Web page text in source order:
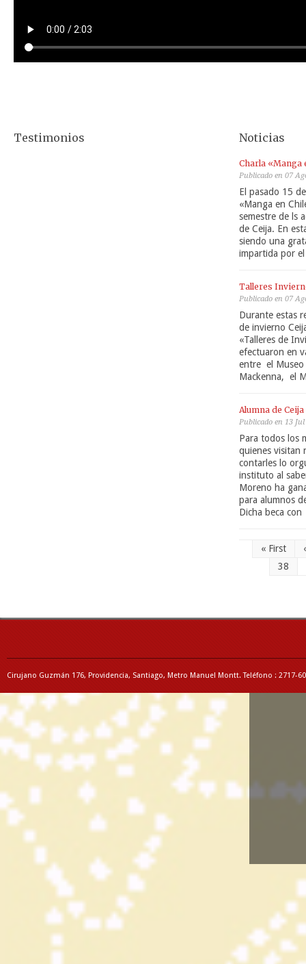
Testimonios Noticias
Charla «Manga
Publicado en 07
El pasado 15
«Manga en
semestre de ls
de Ceija. En
siendo una
impartida por
Talleres
Publicado en 07
Durante estas
de invierno
«Talleres de
efectuaron en
entre el Museo
Mackenna, el
Alumna de
Publicado en 13 Jul
Para todos los
quienes visitan
contarles lo
instituto al
Moreno ha
para alumnos
Dicha beca con
« First
38
Cirujano Guzmán 176, Providencia, Santiago, Metro Manuel Montt. Teléfono : 2717-